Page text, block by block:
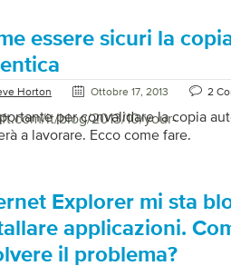
it/blog/2013/10/your-
essere sicuri la
Horton Ottobre 17, 2013 2
per convalidare la copia
a lavorare. Ecco come fare.
Explorer mi sta
applicazioni.
il problema?